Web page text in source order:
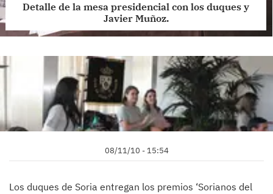
Detalle de la mesa presidencial con los duques y
Javier Muñoz.
08/11/10 - 15:54
Los duques de Soria entregan los premios ‘Sorianos del